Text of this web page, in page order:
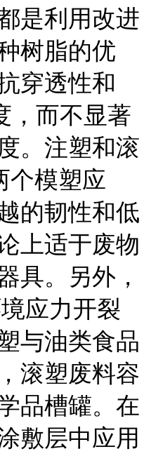
是利用改进
树脂的优
穿透性和
，而不显著
。注塑和滚
个模塑应
的韧性和低
上适于废物
具。另外，
应力开裂
与油类食品
滚塑废料容
品槽罐。在
敷层中应用